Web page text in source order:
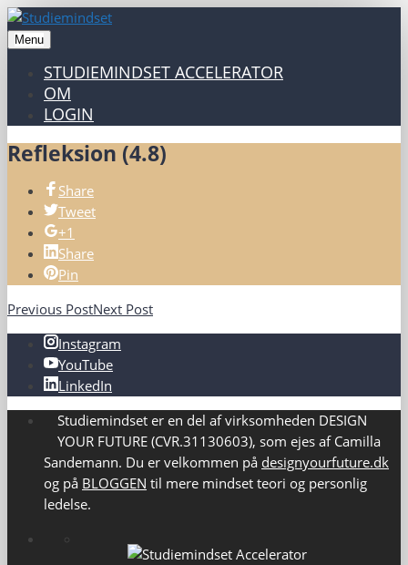
Menu
STUDIEMINDSET ACCELERATOR
OM
LOGIN
Refleksion (4.8)
Share
Tweet
+1
Share
Pin
Previous PostNext Post
Instagram
YouTube
LinkedIn
Studiemindset er en del af virksomheden DESIGN
YOUR FUTURE (CVR.31130603), som ejes af Camilla
Sandemann. Du er velkommen på designyourfuture.dk
og på BLOGGEN til mere mindset teori og personlig
ledelse.